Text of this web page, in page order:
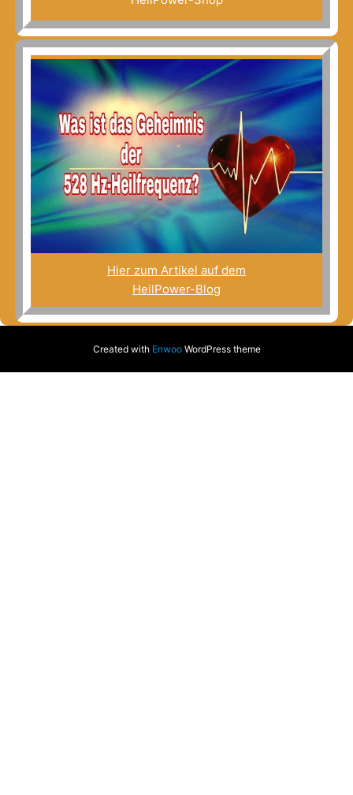
Hier zum Artikel auf dem
HeilPower-Blog
Created with EnwooWordPress theme